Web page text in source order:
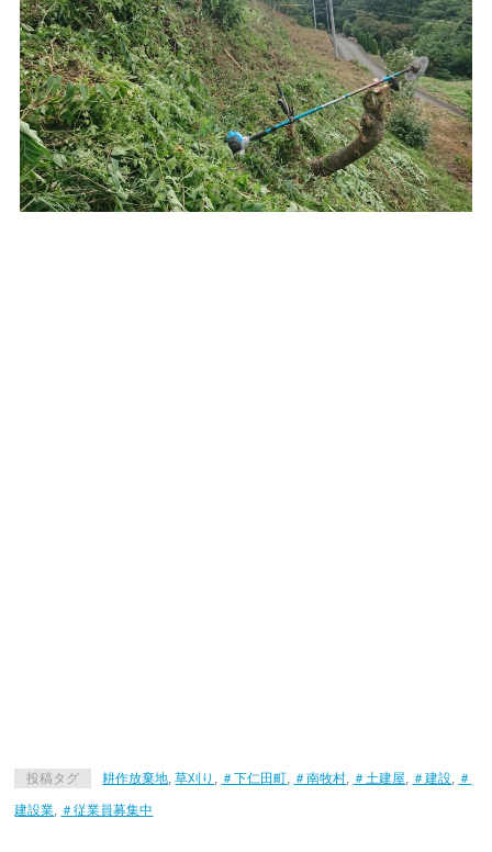
投稿タグ 耕作放棄地 ,草刈り ＃下仁田町 ＃南牧村 ＃土建屋 ＃建設 ＃
建設業 ＃従業員募集中